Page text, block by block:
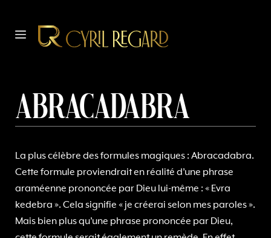
contenuMENU
Abracadabra
La plus célèbre des formules magiques : Abracadabra.
Cette formule proviendrait en réalité d’une phrase
araméenne prononcée par Dieu lui-même : « Evra
kedebra ». Cela signifie « je créerai selon mes paroles ».
Mais bien plus qu’une phrase prononcée par Dieu,